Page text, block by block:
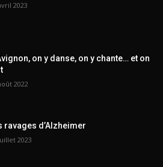
2023
on y danse, on y chante… et on
2022
ravages d’Alzheimer
2023